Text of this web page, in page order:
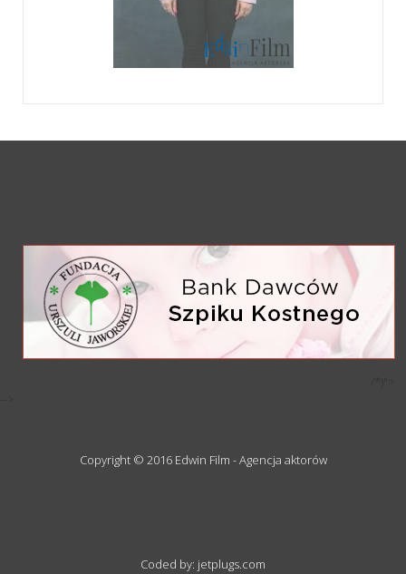
Copyright © 2016 Edwin Film - Agencja aktorów
Coded by: jetplugs.com